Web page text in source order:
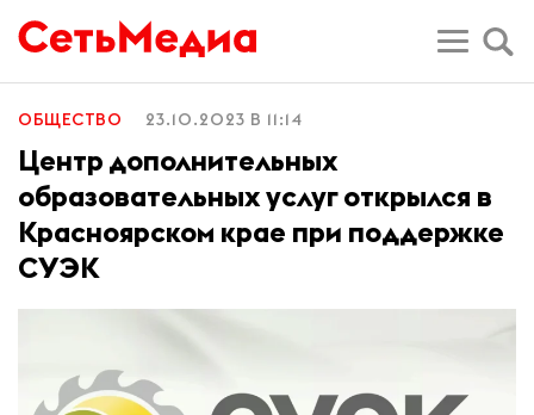
ОБЩЕСТВО 23.10.2023 В 11:14
Центр дополнительных
образовательных услуг открылся в
Красноярском крае при поддержке
СУЭК